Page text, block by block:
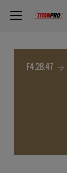
F4.28.47